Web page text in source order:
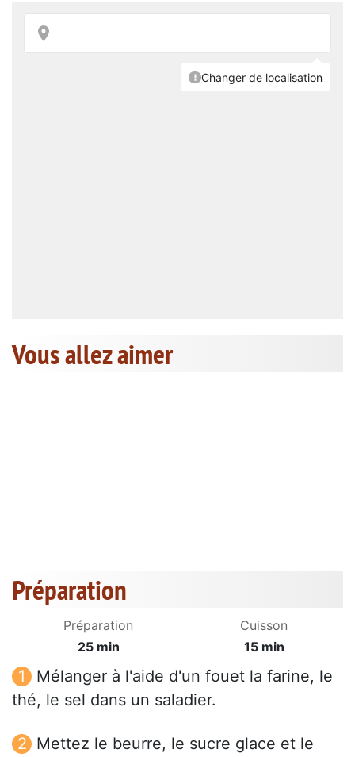
Vous allez aimer
Préparation
Préparation
25 min
Cuisson
15 min
Mélanger à l'aide d'un fouet la farine, le
thé, le sel dans un saladier.
Mettez le beurre, le sucre glace et le